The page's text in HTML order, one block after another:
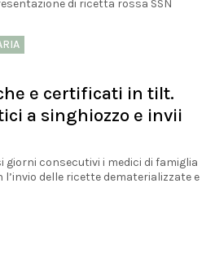
di ricetta rossa SSN
e certificati in tilt.
a singhiozzo e invii
giorni consecutivi i medici di famiglia
delle ricette dematerializzate e